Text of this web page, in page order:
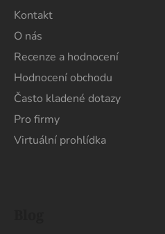
Kontakt
O nás
Recenze a hodnocení
Hodnocení obchodu
Často kladené dotazy
Pro firmy
Virtuální prohlídka